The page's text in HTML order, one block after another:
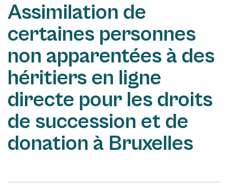
to
Assimilation de
certaines personnes
non apparentées à des
héritiers en ligne
directe pour les droits
de succession et de
donation à Bruxelles